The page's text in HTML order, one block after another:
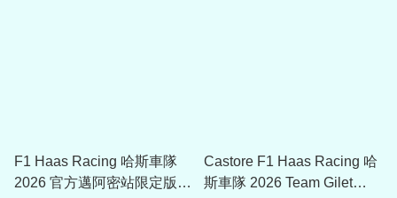
F1 Haas Racing 哈斯車隊
2026 官方邁阿密站限定版
Castore F1 Haas Racing 哈
斯車隊 2026 Team Gilet